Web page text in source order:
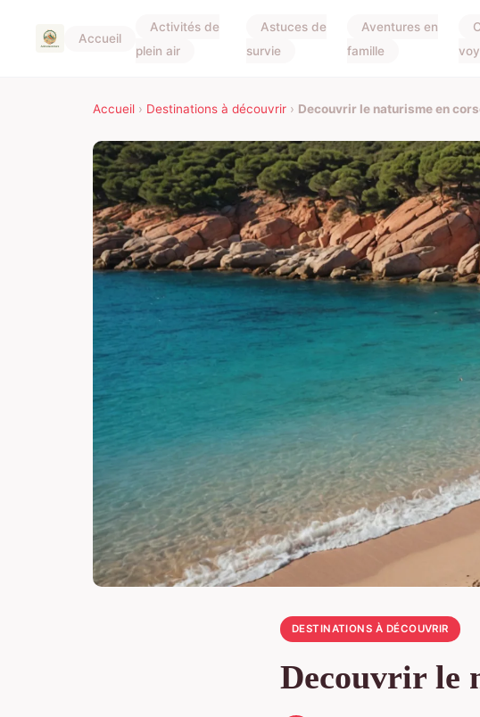
Accueil
Activités de
plein air
Astuces de
survie
Aventures en
famille
Accueil › Destinations à découvrir › Decouvrir le naturisme en
DESTINATIONS À DÉCOUVRIR
Decouvrir le